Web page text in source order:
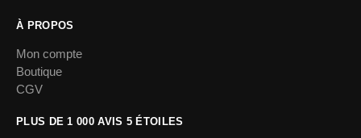
À PROPOS
Mon compte
Boutique
CGV
PLUS DE 1 000 AVIS 5 ÉTOILES